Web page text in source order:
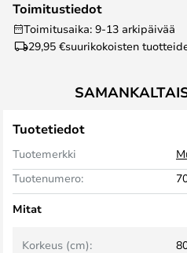
Toimitustiedot
Toimitusaika: 9-13 arkipäivää
29,95 €suurikokoisten
Tuotetiedot
Tuotemerkki
Tuotenumero:
Mitat
Korkeus (cm):